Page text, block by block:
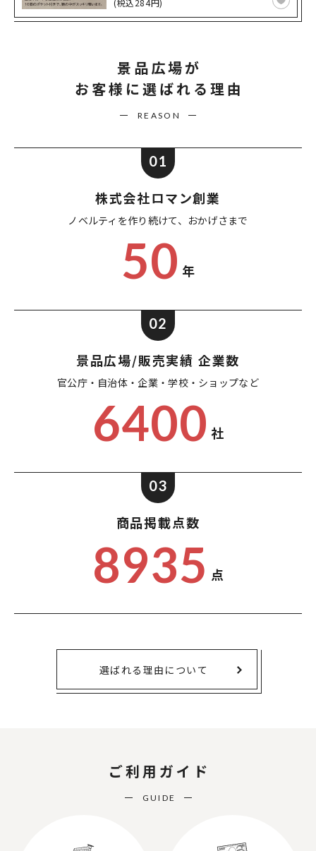
(税込284円)
景品広場が
お客様に選ばれる理由
REASON
01
株式会社ロマン創業
ノベルティを作り続けて、 おかげさまで
50 年
02
景品広場/販売実績 企業数
官公庁・自治体・企業・学校・ショップなど
6400 社
03
商品掲載点数
8935 点
選ばれる理由について
ご利用ガイド
GUIDE